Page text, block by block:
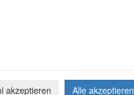
akzeptieren Alle akzeptieren